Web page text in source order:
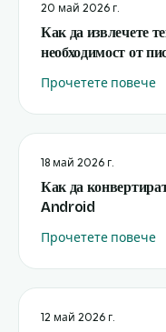
20 май 2026 г.
Как да извлечете
необходимост от
Прочетете повече
18 май 2026 г.
Как да
Android
Прочетете повече
12 май 2026 г.